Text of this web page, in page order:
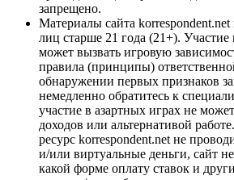
запрещено.
Материалы сайта
лиц старше 21 года (21+). Участие
может вызвать игровую
правила (принципы)
обнаружении первых признаков
немедленно обратитесь к
участие в азартных играх не
доходов или альтернативой
ресурс korrespondent.net не
и/или виртуальные деньги, сайт
какой форме оплату ставок и